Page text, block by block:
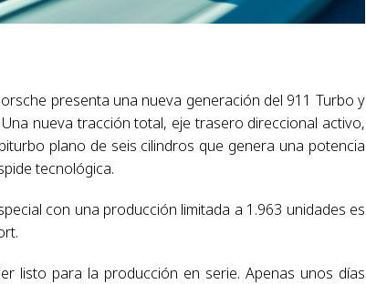
presenta una nueva generación del 911 Turbo y
nueva tracción total, eje trasero direccional activo,
plano de seis cilindros que genera una potencia
tecnológica.
con una producción limitada a 1.963 unidades es
listo para la producción en serie. Apenas unos días